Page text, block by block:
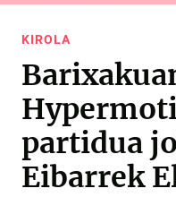
KIROLA
partidua
Eibarrek